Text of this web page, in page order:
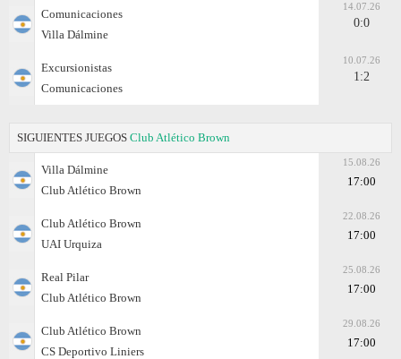
Comunicaciones
Villa Dálmine
14.07.26
0:0
Excursionistas
Comunicaciones
10.07.26
1:2
SIGUIENTES JUEGOS Club Atlético Brown
Villa Dálmine
Club Atlético Brown
15.08.26
17:00
Club Atlético Brown
UAI Urquiza
22.08.26
17:00
Real Pilar
Club Atlético Brown
25.08.26
17:00
Club Atlético Brown
CS Deportivo Liniers
29.08.26
17:00